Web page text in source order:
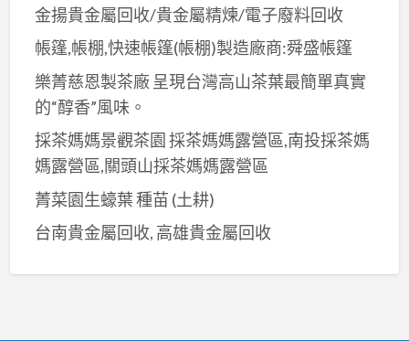
金揚貴金屬回收/貴金屬精煉/電子廢料回收
帳篷,帳棚,快速帳篷(帳棚)製造廠商:舜盛帳篷
樂菁慈恩製茶廠 呈現台灣高山茶葉最簡單真實
的“醇香”風味。
採茶媽媽景觀茶園 採茶媽媽露營區,南投採茶媽
媽露營區,關頭山採茶媽媽露營區
菁菜園生蠔葉 種苗 (土耕)
台南貴金屬回收, 高雄貴金屬回收